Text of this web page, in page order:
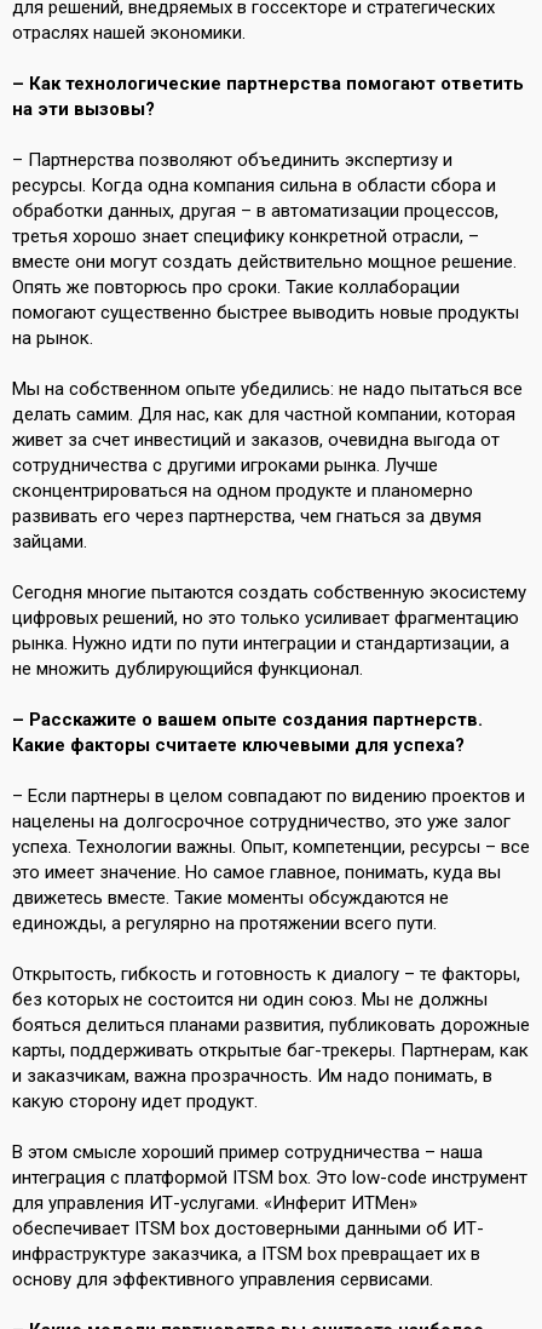
для решений, внедряемых в госсекторе и стратегических
отраслях нашей экономики.
– Как технологические партнерства помогают ответить
на эти вызовы?
– Партнерства позволяют объединить экспертизу и
ресурсы. Когда одна компания сильна в области сбора и
обработки данных, другая – в автоматизации процессов,
третья хорошо знает специфику конкретной отрасли, –
вместе они могут создать действительно мощное решение.
Опять же повторюсь про сроки. Такие коллаборации
помогают существенно быстрее выводить новые продукты
на рынок.
Мы на собственном опыте убедились: не надо пытаться все
делать самим. Для нас, как для частной компании, которая
живет за счет инвестиций и заказов, очевидна выгода от
сотрудничества с другими игроками рынка. Лучше
сконцентрироваться на одном продукте и планомерно
развивать его через партнерства, чем гнаться за двумя
зайцами.
Сегодня многие пытаются создать собственную экосистему
цифровых решений, но это только усиливает фрагментацию
рынка. Нужно идти по пути интеграции и стандартизации, а
не множить дублирующийся функционал.
– Расскажите о вашем опыте создания партнерств.
Какие факторы считаете ключевыми для успеха?
– Если партнеры в целом совпадают по видению проектов и
нацелены на долгосрочное сотрудничество, это уже залог
успеха. Технологии важны. Опыт, компетенции, ресурсы – все
это имеет значение. Но самое главное, понимать, куда вы
движетесь вместе. Такие моменты обсуждаются не
единожды, а регулярно на протяжении всего пути.
Открытость, гибкость и готовность к диалогу – те факторы,
без которых не состоится ни один союз. Мы не должны
бояться делиться планами развития, публиковать дорожные
карты, поддерживать открытые баг-трекеры. Партнерам, как
и заказчикам, важна прозрачность. Им надо понимать, в
какую сторону идет продукт.
В этом смысле хороший пример сотрудничества – наша
интеграция с платформой ITSM box. Это low-code инструмент
для управления ИТ-услугами. «Инферит ИТМен»
обеспечивает ITSM box достоверными данными об ИТ-
инфраструктуре заказчика, а ITSM box превращает их в
основу для эффективного управления сервисами.